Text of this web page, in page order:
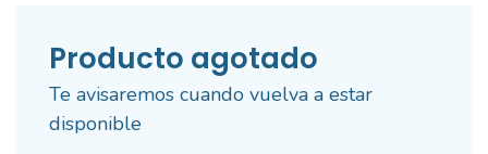
Producto agotado
Te avisaremos cuando vuelva a estar
disponible